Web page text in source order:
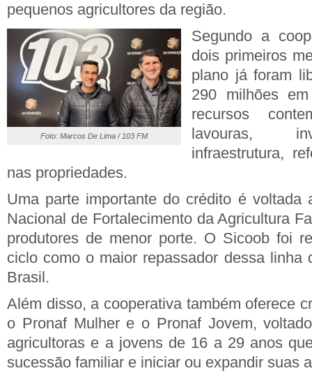
pequenos agricultores da região.
Foto: Marcos De Lima / 103 FM
Segundo a
dois primeiros
plano já foram
290 milhões
recursos
lavouras,
infraestrutura,
nas propriedades.
Uma parte importante do crédito é voltada
Nacional de Fortalecimento da Agricultura
produtores de menor porte. O Sicoob foi
ciclo como o maior repassador dessa linha
Brasil.
Além disso, a cooperativa também oferece
o Pronaf Mulher e o Pronaf Jovem,
agricultoras e a jovens de 16 a 29 anos
sucessão familiar e iniciar ou expandir suas